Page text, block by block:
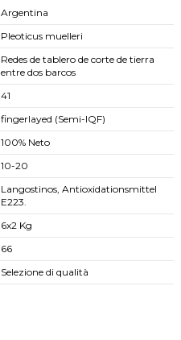
Argentina
Pleoticus muelleri
Redes de tablero de corte de tierra
entre dos barcos
41
fingerlayed (Semi-IQF)
100% Neto
10-20
Langostinos, Antioxidationsmittel
E223.
6x2 Kg
66
Selezione di qualità